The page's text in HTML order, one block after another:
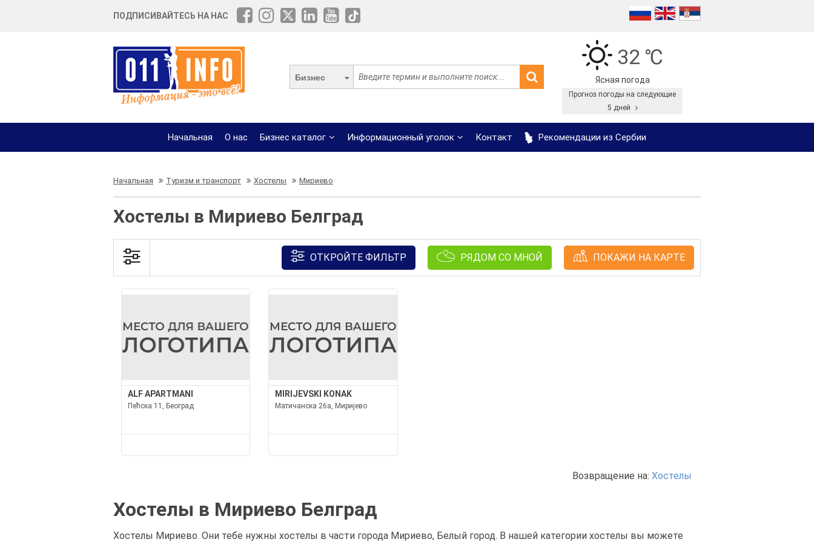
ПОДПИСИВАЙТЕСЬ НА НАС
Бизнес
32 ℃
Ясная погода
Прогноз погоды на следующие
5 дней
Начальная О нас Бизнес каталог Информационный уголок Контакт Рекомендации из Сербии
Начальная Туризм и транспорт Хостелы Мириево
Хостелы в Мириево Белград
ОТКРОЙТЕ ФИЛЬТР РЯДОМ СО МНОЙ ПОКАЖИ НА КАРТЕ
ALF APARTMANI
Пећска 11, Београд
MIRIJEVSKI KONAK
Матичанска 26а, Миријево
Возвращение на: Хостелы
Хостелы в Мириево Белград
Хостелы Мириево. Они тебе нужны хостелы в части города Мириево, Белый город. В нашей категории хостелы вы можете